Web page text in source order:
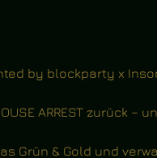
by blockparty x
ARREST zurück
Grün & Gold und